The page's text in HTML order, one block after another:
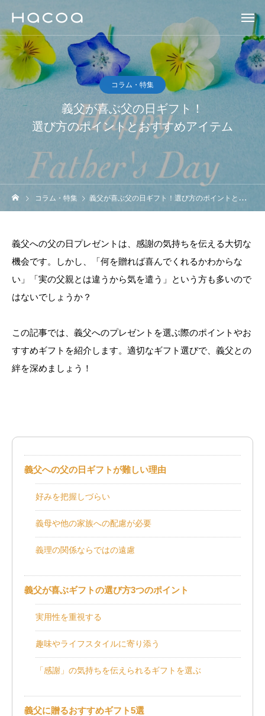
コラム・特集
義父が喜ぶ父の日ギフト！
選び方のポイントとおすすめアイテム
コラム・特集 義父が喜ぶ父の日ギフト！選び方のポイントとおすすめアイテム
義父への父の日プレゼントは、感謝の気持ちを伝える大切な
機会です。しかし、「何を贈れば喜んでくれるかわからな
い」「実の父親とは違うから気を遣う」という方も多いので
はないでしょうか？
この記事では、義父へのプレゼントを選ぶ際のポイントやお
すすめギフトを紹介します。適切なギフト選びで、義父との
絆を深めましょう！
義父への父の日ギフトが難しい理由
好みを把握しづらい
義母や他の家族への配慮が必要
義理の関係ならではの遠慮
義父が喜ぶギフトの選び方3つのポイント
実用性を重視する
趣味やライフスタイルに寄り添う
「感謝」の気持ちを伝えられるギフトを選ぶ
義父に贈るおすすめギフト5選